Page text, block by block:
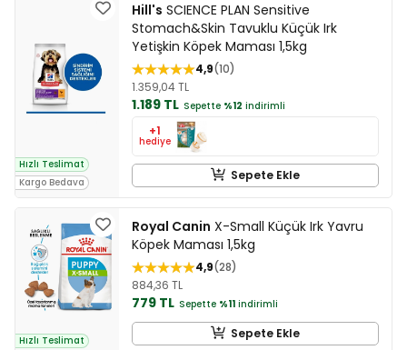
Hızlı Teslimat
Kargo Bedava
Hill's SCIENCE PLAN Sensitive
Stomach&Skin Tavuklu Küçük Irk
Yetişkin Köpek Maması 1,5kg
4,9 10
1.359,04 TL
1.189 TL Sepette %12 indirimli
+1
hediye
Sepete Ekle
Hızlı Teslimat
Royal Canin X-Small Küçük Irk Yavru
Köpek Maması 1,5kg
4,9 28
884,36 TL
779 TL Sepette %11 indirimli
Sepete Ekle